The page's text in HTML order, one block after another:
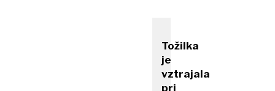
Tožilka
je
vztrajala
pri